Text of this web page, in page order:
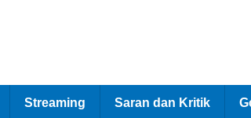
Streaming Saran dan Kritik